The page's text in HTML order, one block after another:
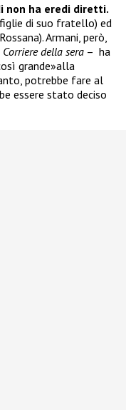
non ha eredi diretti.
di suo fratello) ed
Armani, però,
Corriere della sera – ha
grande»alla
potrebbe fare al
essere stato deciso